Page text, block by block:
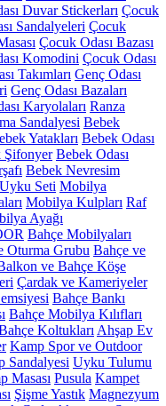
Duvar Stickerları Çocuk
Sandalyeleri Çocuk
Çocuk Odası Bazası
Komodini Çocuk Odası
Takımları Genç Odası
Genç Odası Bazaları
Karyolaları Ranza
Sandalyesi Bebek
Yatakları Bebek Odası
Şifonyer Bebek Odası
Bebek Nevresim
Seti Mobilya
Mobilya Kulpları Raf
Ayağı
Bahçe Mobilyaları
Oturma Grubu Bahçe ve
ve Bahçe Köşe
Çardak ve Kameriyeler
Bahçe Bankı
Bahçe Mobilya Kılıfları
Koltukları Ahşap Ev
Kamp Spor ve Outdoor
Sandalyesi Uyku Tulumu
Masası Pusula Kampet
Şişme Yastık Magnezyum